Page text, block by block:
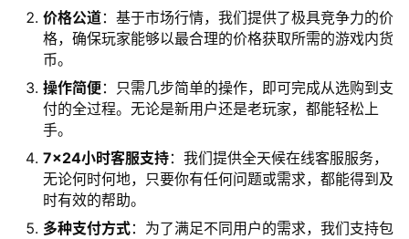
价格公道：基于市场行情，我们提供了极具竞争力的价
格，确保玩家能够以最合理的价格获取所需的游戏内货
币。
操作简便：只需几步简单的操作，即可完成从选购到支
付的全过程。无论是新用户还是老玩家，都能轻松上
手。
7×24小时客服支持：我们提供全天候在线客服服务，
无论何时何地，只要你有任何问题或需求，都能得到及
时有效的帮助。
多种支付方式：为了满足不同用户的需求，我们支持包